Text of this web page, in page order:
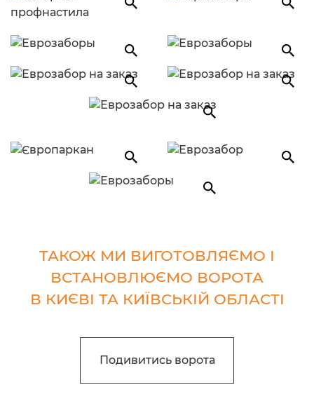
ТАКОЖ МИ ВИГОТОВЛЯЄМО І
ВСТАНОВЛЮЄМО ВОРОТА
В КИЄВІ ТА КИЇВСЬКІЙ ОБЛАСТІ
Подивитись ворота